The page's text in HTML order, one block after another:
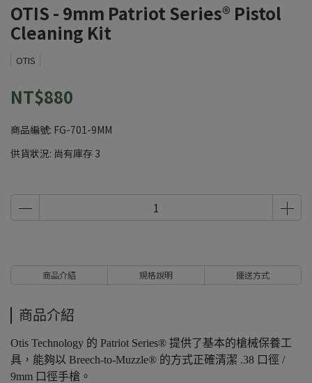
OTIS - 9mm Patriot Series® Pistol
Cleaning Kit
OTIS
NT$880
商品編號: FG-701-9MM
供貨狀況: 尚有庫存 3
商品介紹 規格說明 運送方式
商品介紹
Otis Technology 的 Patriot Series® 提供了基本的槍械保養工
具，能夠以 Breech-to-Muzzle® 的方式正確清潔 .38 口徑 /
9mm 口徑手槍。